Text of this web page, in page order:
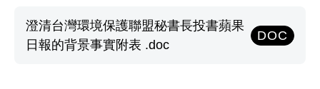
澄清台灣環境保護聯盟秘書長投書蘋果
日報的背景事實附表 .doc
DOC